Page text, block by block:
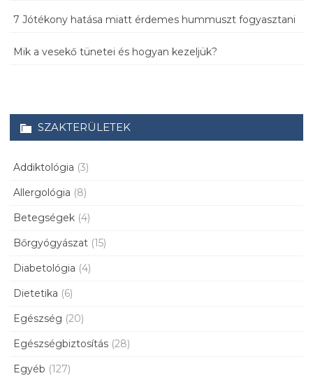
7 Jótékony hatása miatt érdemes hummuszt fogyasztani
Mik a vesekő tünetei és hogyan kezeljük?
SZAKTERÜLETEK
Addiktológia (3)
Allergológia (8)
Betegségek (4)
Bőrgyógyászat (15)
Diabetológia (4)
Dietetika (6)
Egészség (20)
Egészségbiztosítás (28)
Egyéb (127)